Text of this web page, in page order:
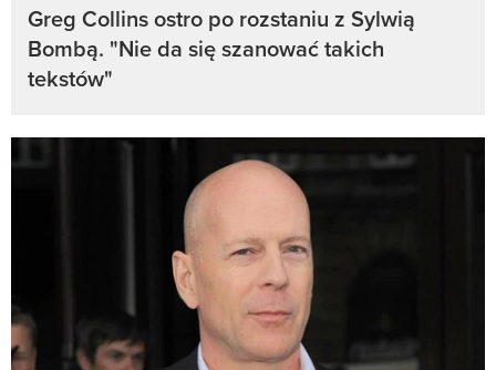
Greg Collins ostro po rozstaniu z Sylwią
Bombą. "Nie da się szanować takich
tekstów"